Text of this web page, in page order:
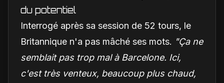
du potentiel
Interrogé après sa session de 52 tours, le
Britannique n'a pas mâché ses mots. "Ça ne
semblait pas trop mal à Barcelone. Ici,
c'est très venteux, beaucoup plus chaud,